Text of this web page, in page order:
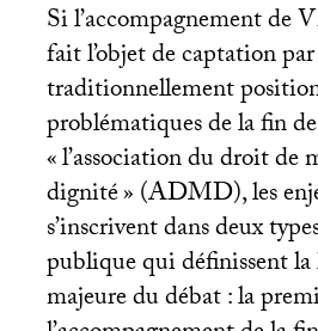
Si l’accompagnement de
fait l’objet de captation
traditionnellement
problématiques de la fin
«l’association du droit de
dignité» (ADMD), les
s’inscrivent dans deux
publique qui définissent
majeure du débat : la